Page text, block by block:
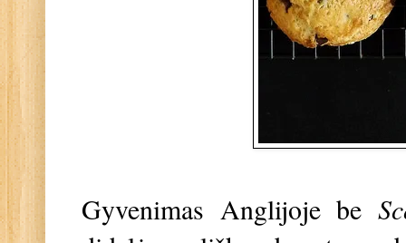
Gyvenimas Anglijoje be